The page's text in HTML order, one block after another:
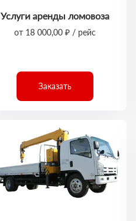
Услуги аренды ломовоза
от 18 000,00 ₽ / рейс
Заказать